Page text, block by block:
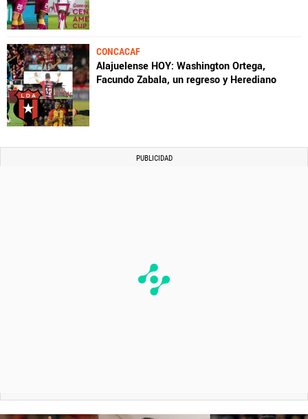
CONCACAF
Alajuelense HOY: Washington Ortega,
Facundo Zabala, un regreso y Herediano